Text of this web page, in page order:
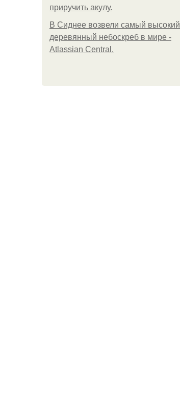
приручить акулу.
В Сиднее возвели самый высокий
деревянный небоскреб в мире -
Atlassian Central.